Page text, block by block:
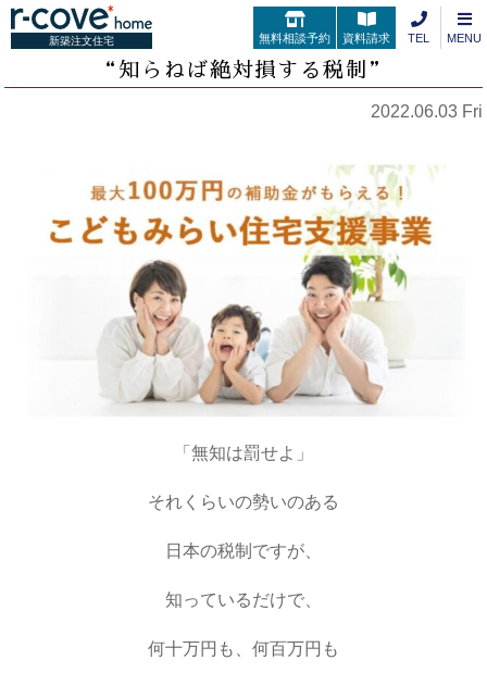
新築注文住宅 無料相談予約 資料請求 TEL MENU
“知らねば絶対損する税制”
2022.06.03 Fri
「無知は罰せよ」
それくらいの勢いのある
日本の税制ですが、
知っているだけで、
何十万円も、何百万円も